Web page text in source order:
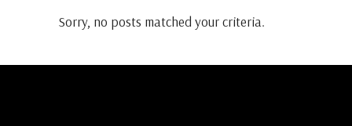
Sorry, no posts matched your criteria.